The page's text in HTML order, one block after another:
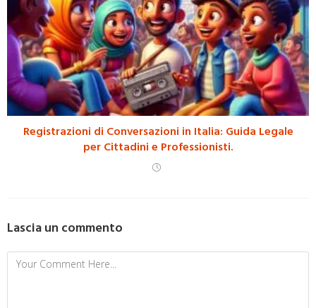
Registrazioni di Conversazioni in Italia: Guida Legale
per Cittadini e Professionisti.
Lascia un commento